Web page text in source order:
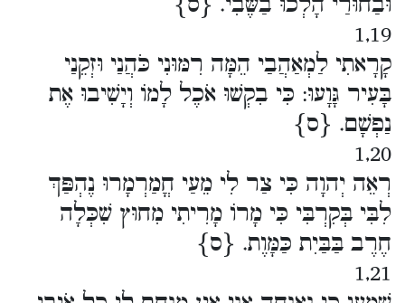
1,19
קָרָאתִי לַמְאַהֲבַי הֵמָּה רִמּוּנִי כֹּהֲנַי וּזְקֵנַי
בָּעִיר גָּוָעוּ: כִּי בִקְשׁוּ אֹכֶל לָמוֹ וְיָשִׁיבוּ אֶת
נַפְשָׁם. {ס}
1,20
רְאֵה יְהוָה כִּי צַר לִי מֵעַי חֳמַרְמָרוּ נֶהְפַּךְ
לִבִּי בְּקִרְבִּי כִּי מָרוֹ מָרִיתִי מִחוּץ שִׁכְּלָה
חֶרֶב בַּבַּיִת כַּמָּוֶת. {ס}
1,21